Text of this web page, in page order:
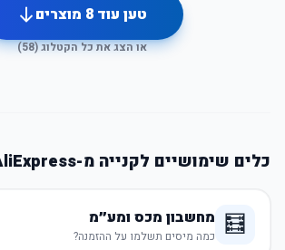
טען עוד8 מוצרים
או הצג את כל הקטלוג (58
)
כלים שימושיים לקנייה מ-AliExpress
🧮 מחשבון מכס ומע״מ
כמה מיסים תשלמו על ההזמנה?